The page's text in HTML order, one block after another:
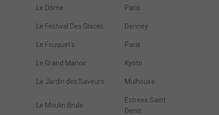
Le Dôme Paris
Le Festival Des Glaces Denney
Le Fouquet's Paris
Le Grand Manoir Kyoto
Le Jardin des Saveurs Mulhouse
Le Moulin Brule
Estrees Saint
Denis